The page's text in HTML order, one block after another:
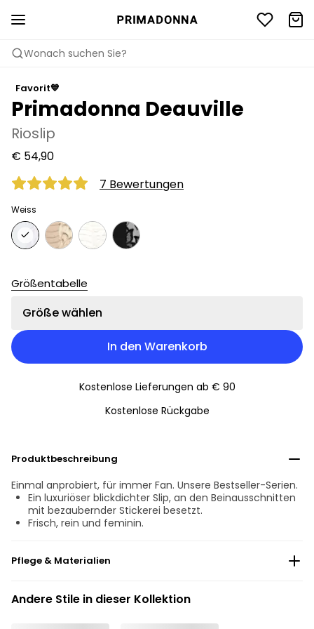
Wonach suchen Sie?
Favorit💙
Primadonna Deauville
Rioslip
€ 54,90
7 Bewertungen
Weiss
Größentabelle
Größe wählen
In den Warenkorb
Kostenlose Lieferungen ab € 90
Kostenlose Rückgabe
Produktbeschreibung
Einmal anprobiert, für immer Fan. Unsere Bestseller-Serien.
Ein luxuriöser blickdichter Slip, an den Beinausschnitten
mit bezaubernder Stickerei besetzt.
Frisch, rein und feminin.
Pflege & Materialien
Keine professionelle Reinigung
Nicht im Wäschetrockner trocknen
Andere Stile in dieser Kollektion